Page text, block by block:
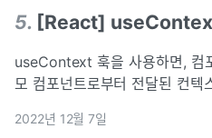
5. [React]
useContext 훅을 사용하면, 컴
모 컴포넌트로부터 전달된 컨텍
하면 컴포넌트를 재사용하기 어
2022년 12월 7일